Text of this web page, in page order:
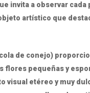
invita a observar cada
artístico que
de conejo)
flores pequeñas y
visual etéreo y muy